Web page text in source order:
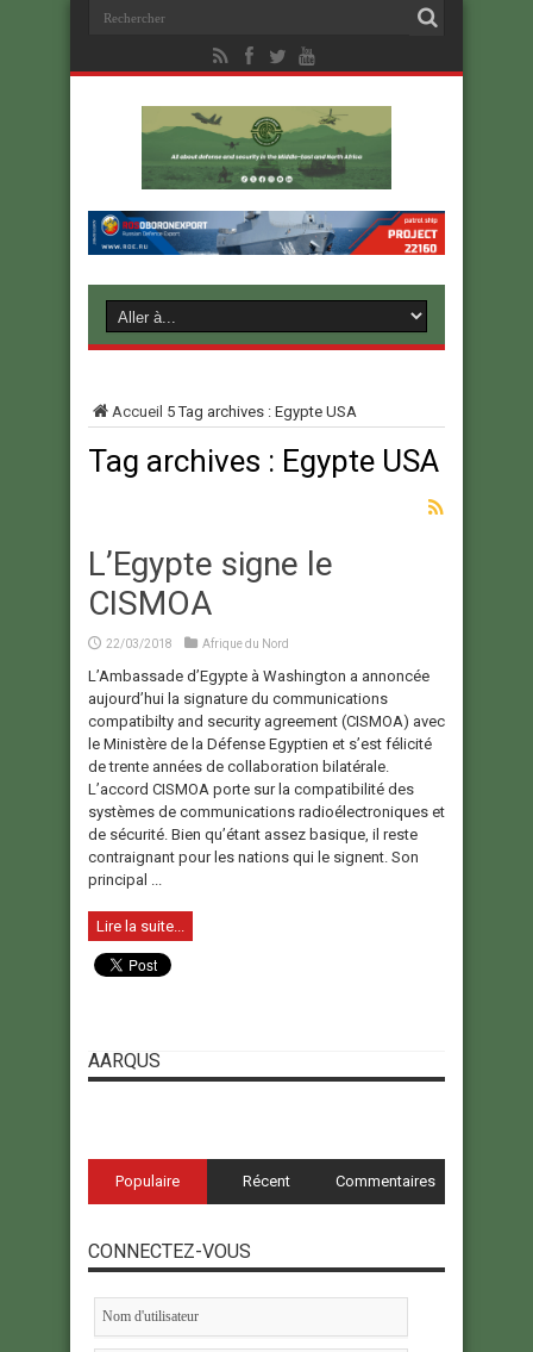
Accueil 5Tag archives : Egypte USA
Tag archives : Egypte USA
L’Egypte signe le
CISMOA
22/03/2018 Afrique du Nord
L’Ambassade d’Egypte à Washington a annoncée
aujourd’hui la signature du communications
compatibilty and security agreement (CISMOA) avec
le Ministère de la Défense Egyptien et s’est félicité
de trente années de collaboration bilatérale.
L’accord CISMOA porte sur la compatibilité des
systèmes de communications radioélectroniques et
de sécurité. Bien qu’étant assez basique, il reste
contraignant pour les nations qui le signent. Son
principal ...
Lire la suite...
AARQUS
Populaire Récent Commentaires
CONNECTEZ-VOUS